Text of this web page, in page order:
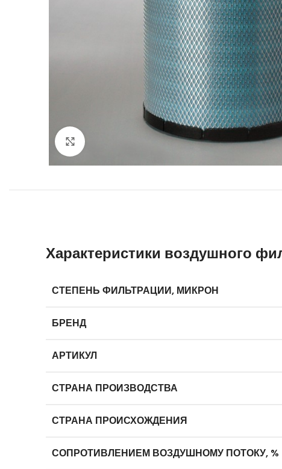
Характеристики воздушного
СТЕПЕНЬ ФИЛЬТРАЦИИ, МИКРОН
БРЕНД
АРТИКУЛ
СТРАНА ПРОИЗВОДСТВА
СТРАНА ПРОИСХОЖДЕНИЯ
СОПРОТИВЛЕНИЕМ ВОЗДУШНОМУ ПОТОКУ, %